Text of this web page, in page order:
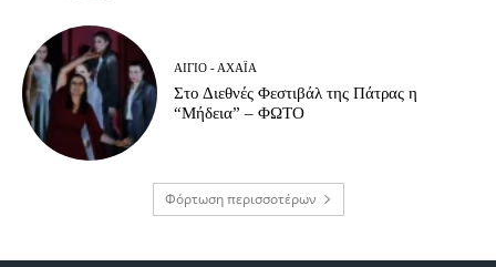
ΑΊΓΙΟ - ΑΧΑΪ́Α
Στο Διεθνές Φεστιβάλ της Πάτρας η
“Μήδεια” – ΦΩΤΟ
Φόρτωση περισσοτέρων